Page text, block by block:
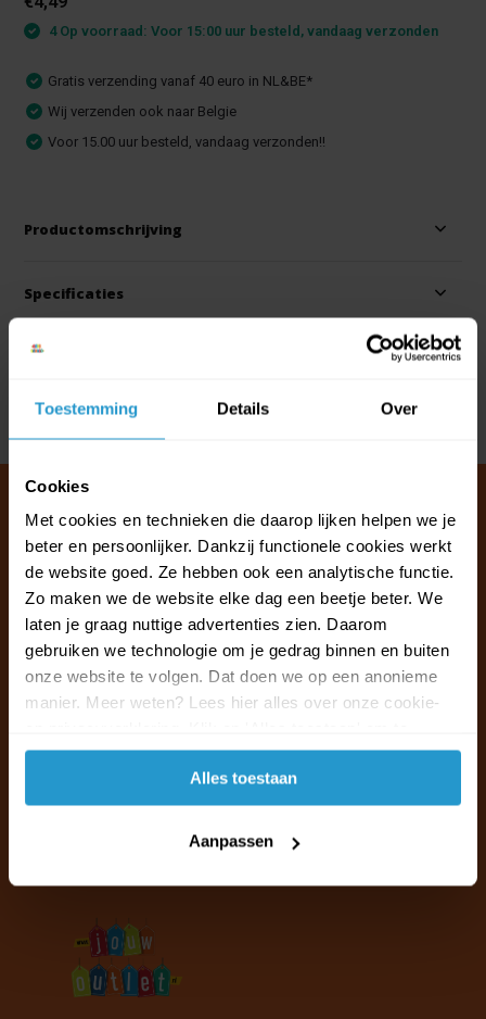
Toestemming Details Over
Cookies
Met cookies en technieken die daarop lijken helpen we je
beter en persoonlijker. Dankzij functionele cookies werkt
de website goed. Ze hebben ook een analytische functie.
Zo maken we de website elke dag een beetje beter. We
laten je graag nuttige advertenties zien. Daarom
gebruiken we technologie om je gedrag binnen en buiten
onze website te volgen. Dat doen we op een anonieme
manier. Meer weten? Lees hier alles over onze cookie-
accepteren.
Alles toestaan
Aanpassen
4 Op voorraad: Voor 15:00 uur besteld, vandaag verzonden
Gratis verzending vanaf 40 euro in NL&BE*
Wij verzenden ook naar Belgie
Voor 15.00 uur besteld, vandaag verzonden!!
Productomschrijving
Specificaties
Reviews
Delen
Klantenservice & FAQ
Wij staan voor u klaar.
Ma t/m vr van 09:30 - 16:00 telefonisch
+31 (0)13 785 62 41
Naar de klantenservice & FAQ
info@jouwoutlet.nl